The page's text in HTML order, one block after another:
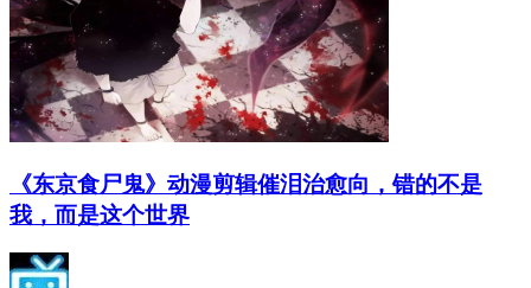
《东京食尸鬼》动漫剪辑催泪治愈向，错的不是
我，而是这个世界